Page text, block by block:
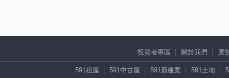
投資者專區 關於我們 廣
591租屋 591中古屋 591新建案 591土地